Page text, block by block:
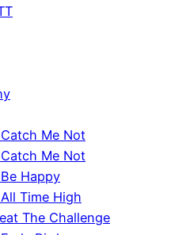
Me Not
Me Not
Happy
Time High
The Challenge